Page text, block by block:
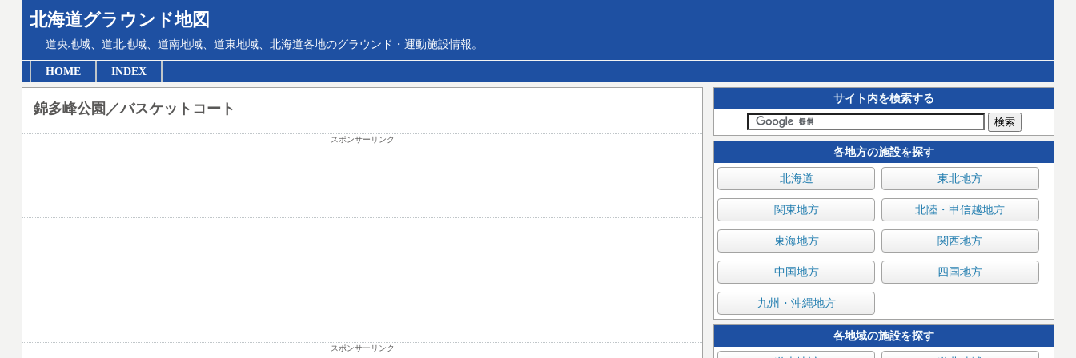
北海道グラウンド地図
道央地域、道北地域、道南地域、道東地域、北海道各地のグラウンド・運動施設情報。
HOME INDEX
サイト内を検索する
各地方の施設を探す
北海道 東北地方
関東地方 北陸・甲信越地方
東海地方 関西地方
中国地方 四国地方
九州・沖縄地方
各地域の施設を探す
錦多峰公園／バスケットコート
スポンサーリンク
スポンサーリンク